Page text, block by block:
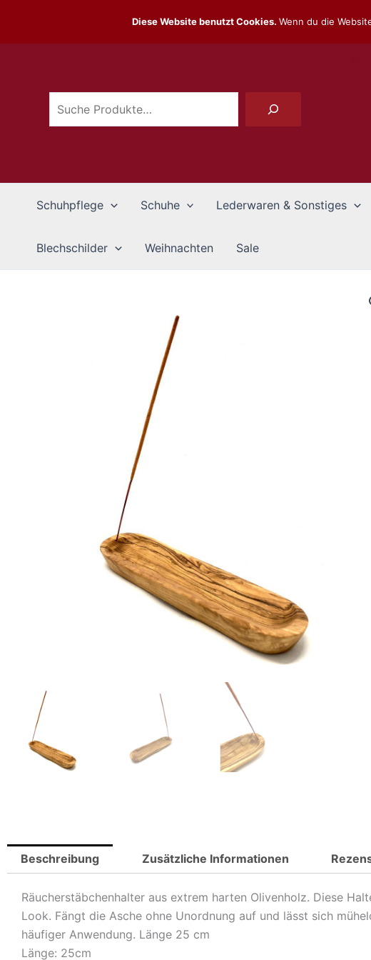
springen Suchen
Schuhpflege Schuhe Lederwaren & Sonstiges
Blechschilder Weihnachten Sale
Beschreibung Zusätzliche Informationen
Räucherstäbchenhalter aus extrem harten Olivenholz. Diese
Look. Fängt die Asche ohne Unordnung auf und lässt sich
häufiger Anwendung. Länge 25 cm
Länge: 25cm
Diese Website benutzt Cookies. Wenn du die